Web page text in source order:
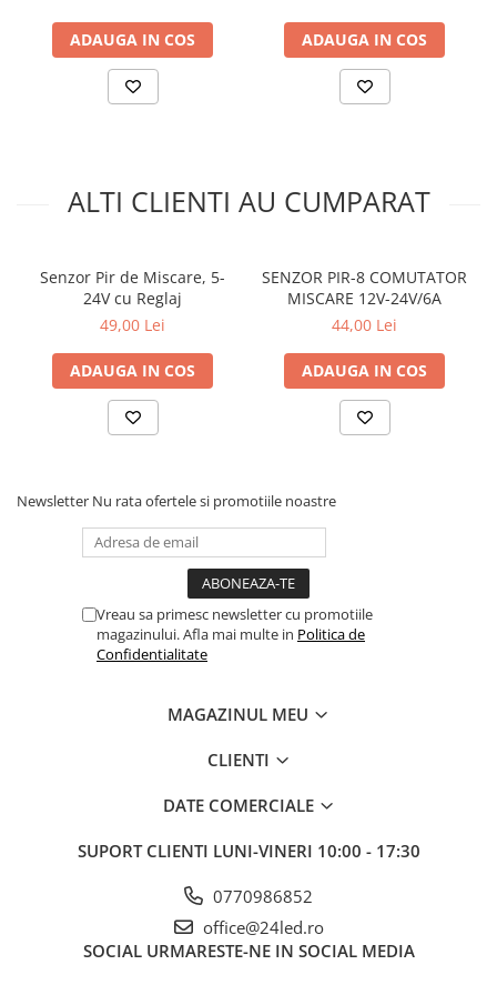
Distanta minima pentru inaltimea de montare: 1,5m
Dimensiune: 25 x 19mm
NOTA! Firele de alimentare sunt mai lungi / cele de iesire sunt mai
ADAUGA IN COS ADAUGA IN COS
ALTI CLIENTI AU CUMPARAT
Senzor Pir de Miscare, 5-
24V cu Reglaj
49,00 Lei
ADAUGA IN COS
SENZOR PIR-8 COMUTATOR
MISCARE 12V-24V/6A
44,00 Lei
ADAUGA IN COS
Newsletter Nu rata ofertele si promotiile noastre
Vreau sa primesc newsletter cu promotiile
magazinului. Afla mai multe in Politica de
Confidentialitate
MAGAZINUL MEU
CLIENTI
DATE COMERCIALE
SUPORT CLIENTI LUNI-VINERI 10:00 - 17:30
0770986852
office@24led.ro
SOCIAL URMARESTE-NE IN SOCIAL MEDIA